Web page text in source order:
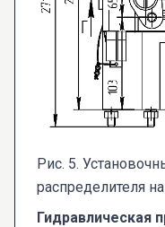
Рис. 5.
распределителя
Гидравлическая